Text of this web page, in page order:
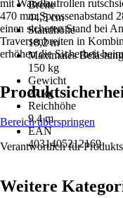
Breite
44,5 cm
Standhöhe
18,2 m
Maximales
150 kg
Gewicht
27 kg
Reichhöhe
9,4 m
EAN
4031405212169
mit Wandlaufrollen
470 mm Sprossenabstand
einen sicheren Stand bei
Traversenbreiten in
erhöhen die Sicherheit
Bereich überspringen
Verantwortlich für
Weitere